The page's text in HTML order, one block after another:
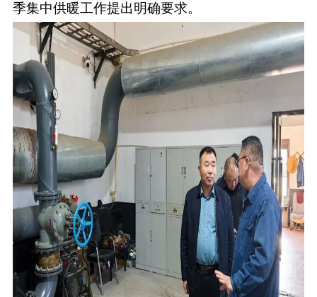
季集中供暖工作提出明确要求。